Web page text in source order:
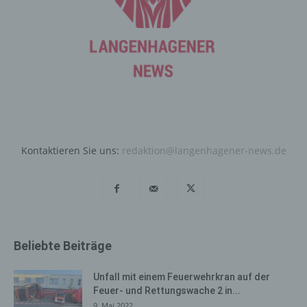
Kontaktieren Sie uns: redaktion@langenhagener-news.de
Beliebte Beiträge
Unfall mit einem Feuerwehrkran auf der
Feuer- und Rettungswache 2 in...
automatisiertes System eine Reihe von allgemeinen
Daten und Informationen. Diese allgemeinen Daten und
gespeichert. Erfasst werden können die (1) verwendeten
Browsertypen und Versionen, (2) das vom zugreifenden
System verwendete Betriebssystem, (3) die
(5) das Datum und die Uhrzeit eines Zugriffs auf die
Adresse), (7) der Internet-Service-Provider des
Systeme dienen.
Informationen ziehen wird keine Rückschlüsse auf die
betroffene Person. Diese Informationen werden vielmehr